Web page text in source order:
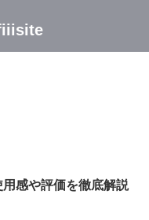
感や評価を徹底解説